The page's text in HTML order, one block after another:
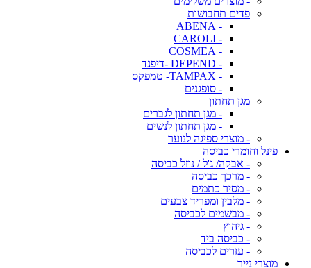
פדים תחבושות
- ABENA
- CAROLI
- COSMEA
- DEPEND -דיפנד
- TAMPAX- טמפקס
- סופגנים
מגן תחתון
- מגן תחתון לגברים
- מגן תחתון לנשים
- מוצרי ספיגה לנוער
פינל וחומרי כביסה
- אבקה/ ג'ל / נוזל כביסה
- מרכך כביסה
- מסיר כתמים
- מלבין ומפריד צבעים
- מבשמים לכביסה
- גיהוץ
- כביסה ביד
- עזרים לכביסה
מוצרי נייר